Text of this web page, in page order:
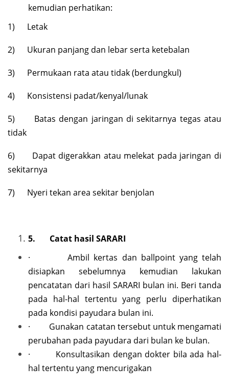
kemudian perhatikan:
1) Letak
2) Ukuran panjang dan lebar serta ketebalan
3) Permukaan rata atau tidak (berdungkul)
4) Konsistensi padat/kenyal/lunak
5) Batas dengan jaringan di sekitarnya tegas atau
tidak
6) Dapat digerakkan atau melekat pada jaringan di
sekitarnya
7) Nyeri tekan area sekitar benjolan
5. Catat hasil SARARI
· Ambil kertas dan ballpoint yang telah
disiapkan sebelumnya kemudian lakukan
pencatatan dari hasil SARARI bulan ini. Beri tanda
pada hal-hal tertentu yang perlu diperhatikan
pada kondisi payudara bulan ini.
· Gunakan catatan tersebut untuk mengamati
perubahan pada payudara dari bulan ke bulan.
· Konsultasikan dengan dokter bila ada hal-
hal tertentu yang mencurigakan